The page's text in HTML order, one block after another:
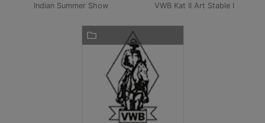
Indian Summer Show VWB Kat II Art Stable I